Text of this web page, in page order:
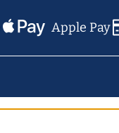
Apple Pay